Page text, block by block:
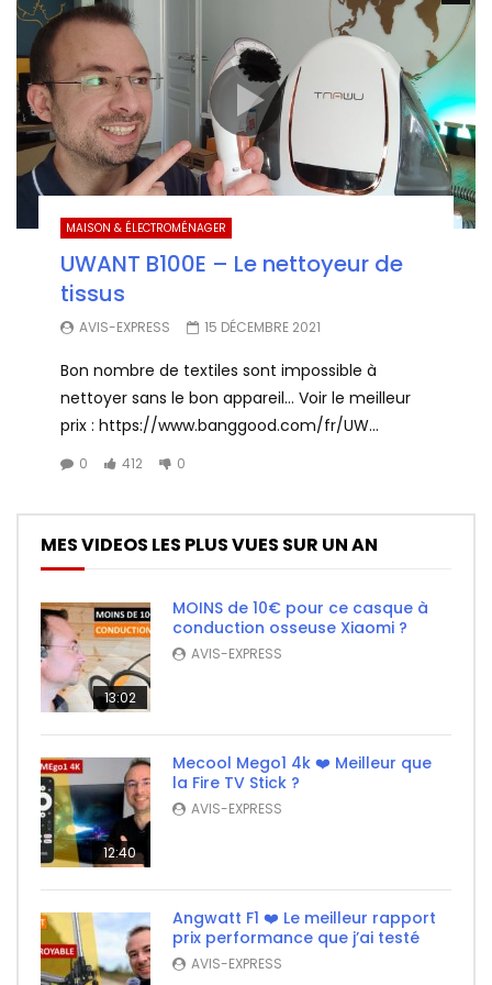
MAISON & ÉLECTROMÉNAGER
UWANT B100E – Le nettoyeur de
tissus
AVIS-EXPRESS 15 DÉCEMBRE 2021
Bon nombre de textiles sont impossible à
nettoyer sans le bon appareil… Voir le meilleur
prix : https://www.banggood.com/fr/UW...
0 412 0
MES VIDEOS LES PLUS VUES SUR UN AN
13:02
MOINS de 10€ pour ce casque à
conduction osseuse Xiaomi ?
AVIS-EXPRESS
12:40
Mecool Mego1 4k ❤️ Meilleur que
la Fire TV Stick ?
AVIS-EXPRESS
Angwatt F1 ❤️ Le meilleur rapport
prix performance que j’ai testé
AVIS-EXPRESS